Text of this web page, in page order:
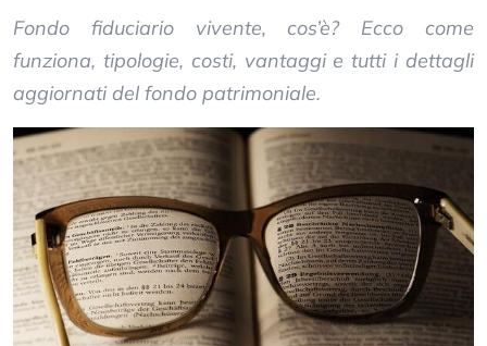
Fondo fiduciario vivente, cos’è? Ecco come
funziona, tipologie, costi, vantaggi e tutti i dettagli
aggiornati del fondo patrimoniale.